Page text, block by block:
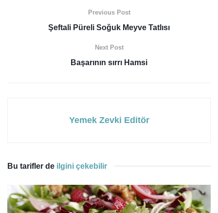
Previous Post
Şeftali Püreli Soğuk Meyve Tatlısı
Next Post
Başarının sırrı Hamsi
Yemek Zevki Editör
Bu tarifler de ilgini çekebilir